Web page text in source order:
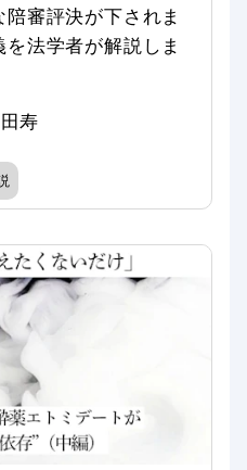
審評決が下されま
法学者が解説しま
寿